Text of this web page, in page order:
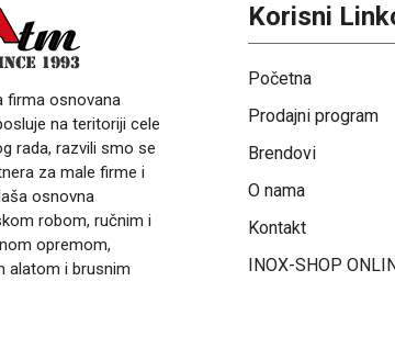
firma osnovana
na teritoriji cele
rada, razvili smo se
za male firme i
osnovna
robom, ručnim i
opremom,
alatom i brusnim
Korisni
Početna
Prodajni program
Brendovi
O nama
Kontakt
INOX-SHOP